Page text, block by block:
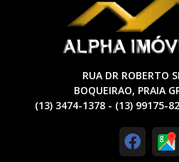
RUA DR ROBERTO
BOQUEIRAO, PRAIA
(13) 3474-1378 - (13) 99175-